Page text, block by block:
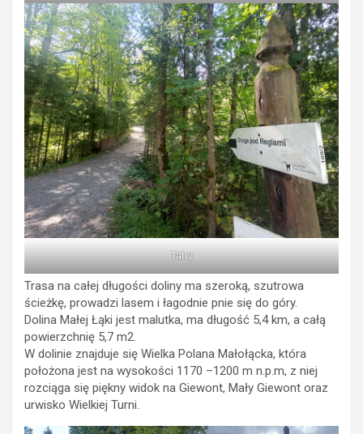
Tatry
Trasa na całej długości doliny ma szeroką, szutrowa
ścieżkę, prowadzi lasem i łagodnie pnie się do góry.
Dolina Małej Łąki jest malutka, ma długość 5,4 km, a całą
powierzchnię 5,7 m2.
W dolinie znajduje się Wielka Polana Małołącka, która
położona jest na wysokości 1170 –1200 m n.p.m, z niej
rozciąga się piękny widok na Giewont, Mały Giewont oraz
urwisko Wielkiej Turni.